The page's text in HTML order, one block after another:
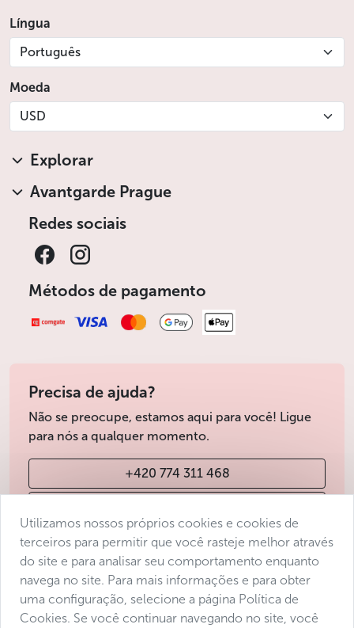
Língua
Português
Moeda
USD
Explorar
Avantgarde Prague
Redes sociais
Métodos de pagamento
Precisa de ajuda?
Não se preocupe, estamos aqui para você! Ligue
para nós a qualquer momento.
+420 774 311 468
Condições de venda
Protecção de dados
Declaração de acessibilidade
Utilizamos nossos próprios cookies e cookies de
terceiros para permitir que você rasteje melhor através
do site e para analisar seu comportamento enquanto
navega no site. Para mais informações e para obter
uma configuração, selecione a página Política de
Cookies. Se você continuar navegando no site, você